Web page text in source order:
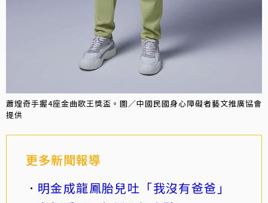
蕭煌奇手握4座金曲歌王獎盃。圖／中國民國身心障礙者藝文推廣協會
提供
更多新聞報導
明金成龍鳳胎兒吐「我沒有爸爸」